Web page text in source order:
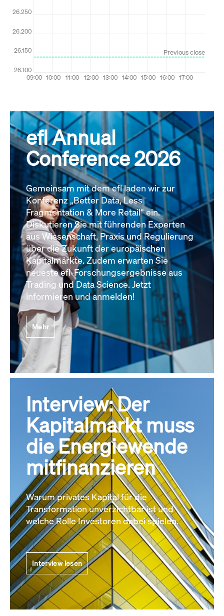
efl Annual
Conference 2026
Gemeinsam mit dem efl laden wir zur
Konferenz „Better Data, Less
Fragmentation & More Retail“ ein.
Diskutieren Sie mit führenden Experten
aus Wissenschaft, Praxis und Regulierung
über die Zukunft der europäischen
Kapitalmärkte. Zudem erwarten Sie
neueste efl-Forschungsergebnisse aus
Trading und Data Science. Jetzt
informieren und anmelden!
Mehr
Interview: Der
Kapitalmarkt muss
die Energiewende
mitfinanzieren
Warum privates Kapital für die
Transformation unverzichtbar ist und
welche Rolle Investoren dabei spielen.
Interview lesen